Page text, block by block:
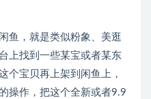
鱼，就是类似粉象、美逛
上找到一些某宝或者某东
个宝贝再上架到闲鱼上，
操作，把这个全新或者9.9